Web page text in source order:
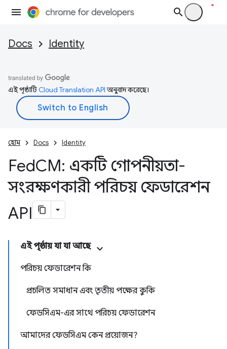
Docs Identity
এই পৃষ্ঠাটিCloud Translation APIঅনুবাদ করেছে।
হোম Docs Identity
FedCM: একটি গোপনীয়তা-
সংরক্ষণকারী পরিচয় ফেডারেশন
API
এই পৃষ্ঠায় যা যা আছে
পরিচয় ফেডারেশন কি
প্রচলিত সমাধান এবং তৃতীয় পক্ষের কুকি
ফেডসিএম-এর সাথে পরিচয় ফেডারেশন
আমাদের ফেডসিএম কেন প্রয়োজন?